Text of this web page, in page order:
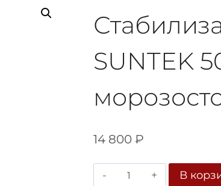
SUNTEK
14 800 ₽
Количество
В